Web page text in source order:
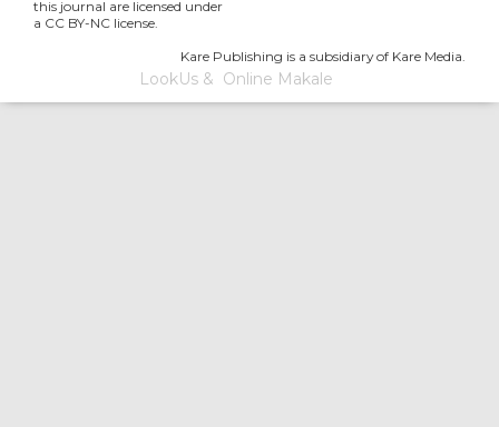
this journal are licensed under
a CC BY-NC license.
Kare Publishing is a subsidiary of Kare Media.
LookUs& Online Makale